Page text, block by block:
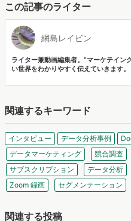
この記事のライター
網島レイビン
ライター兼動画編集者。“マーケテイン
い世界をわかりやすく伝えていきます。
関連するキーワード
インタビュー データ分析事例
データマーケティング
競合調査
サブスクリプション
データ分析
Zoom 録画
セグメンテーション
関連する投稿